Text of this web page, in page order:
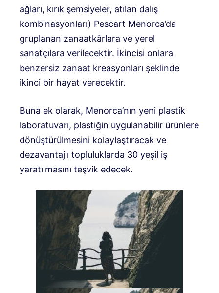
ağları, kırık şemsiyeler, atılan dalış
kombinasyonları) Pescart Menorca’da
gruplanan zanaatkârlara ve yerel
sanatçılara verilecektir. İkincisi onlara
benzersiz zanaat kreasyonları şeklinde
ikinci bir hayat verecektir.
Buna ek olarak, Menorca’nın yeni plastik
laboratuvarı, plastiğin uygulanabilir ürünlere
dönüştürülmesini kolaylaştıracak ve
dezavantajlı topluluklarda 30 yeşil iş
yaratılmasını teşvik edecek.